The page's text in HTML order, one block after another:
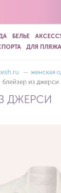
БЕЛЬЕ
ДЛЯ ПЛЯЖА
— женская
блейзер из джерси
ДЖЕРСИ